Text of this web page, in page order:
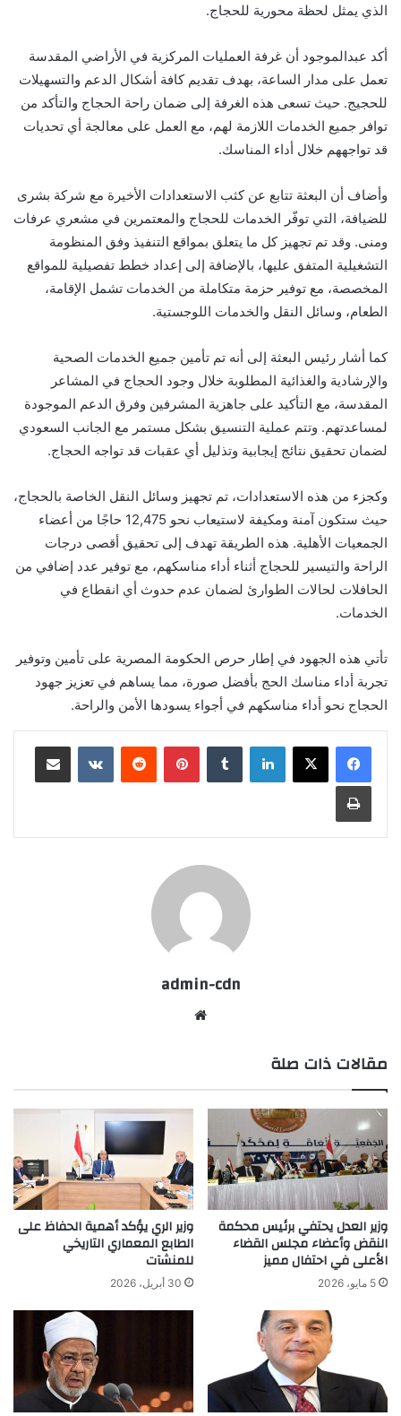
الذي يمثل لحظة محورية للحجاج.
أكد عبدالموجود أن غرفة العمليات المركزية في الأراضي المقدسة
تعمل على مدار الساعة، بهدف تقديم كافة أشكال الدعم والتسهيلات
للحجيج. حيث تسعى هذه الغرفة إلى ضمان راحة الحجاج والتأكد من
توافر جميع الخدمات اللازمة لهم، مع العمل على معالجة أي تحديات
قد تواجههم خلال أداء المناسك.
وأضاف أن البعثة تتابع عن كثب الاستعدادات الأخيرة مع شركة بشرى
للضيافة، التي توفّر الخدمات للحجاج والمعتمرين في مشعري عرفات
ومنى. وقد تم تجهيز كل ما يتعلق بمواقع التنفيذ وفق المنظومة
التشغيلية المتفق عليها، بالإضافة إلى إعداد خطط تفصيلية للمواقع
المخصصة، مع توفير حزمة متكاملة من الخدمات تشمل الإقامة،
الطعام، وسائل النقل والخدمات اللوجستية.
كما أشار رئيس البعثة إلى أنه تم تأمين جميع الخدمات الصحية
والإرشادية والغذائية المطلوبة خلال وجود الحجاج في المشاعر
المقدسة، مع التأكيد على جاهزية المشرفين وفرق الدعم الموجودة
لمساعدتهم. وتتم عملية التنسيق بشكل مستمر مع الجانب السعودي
لضمان تحقيق نتائج إيجابية وتذليل أي عقبات قد تواجه الحجاج.
وكجزء من هذه الاستعدادات، تم تجهيز وسائل النقل الخاصة بالحجاج،
حيث ستكون آمنة ومكيفة لاستيعاب نحو 12,475 حاجًا من أعضاء
الجمعيات الأهلية. هذه الطريقة تهدف إلى تحقيق أقصى درجات
الراحة والتيسير للحجاج أثناء أداء مناسكهم، مع توفير عدد إضافي من
الحافلات لحالات الطوارئ لضمان عدم حدوث أي انقطاع في
الخدمات.
تأتي هذه الجهود في إطار حرص الحكومة المصرية على تأمين وتوفير
تجربة أداء مناسك الحج بأفضل صورة، مما يساهم في تعزيز جهود
الحجاج نحو أداء مناسكهم في أجواء يسودها الأمن والراحة.
لينكدإن بينتيريست مشاركة عبر البريد
طباعة
admin-cdn
مقالات ذات صلة
وزير العدل يحتفي برئيس محكمة
النقض وأعضاء مجلس القضاء
الأعلى في احتفال مميز
5 مايو، 2026
وزير الري يؤكد أهمية الحفاظ على
الطابع المعماري التاريخي
للمنشآت
30 أبريل، 2026